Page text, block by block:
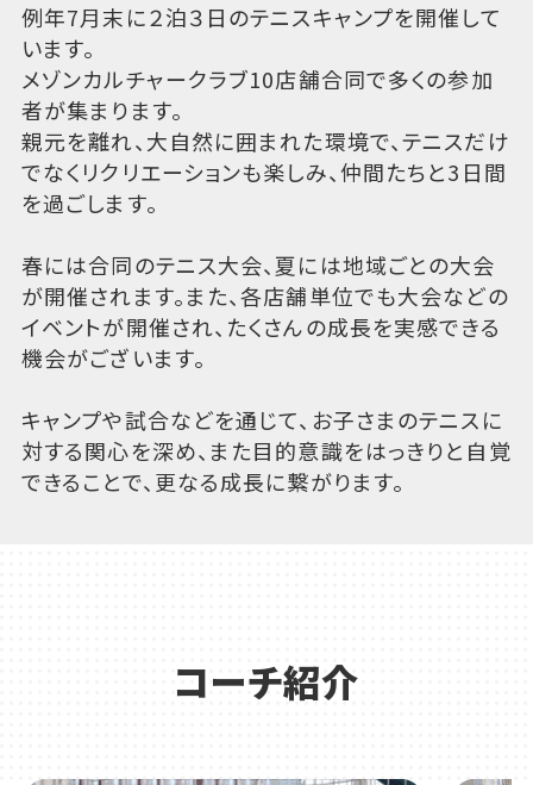
例年7月末に２泊３日のテニスキャンプを開催して
います。
メゾンカルチャークラブ10店舗合同で多くの参加
者が集まります。
親元を離れ、大自然に囲まれた環境で、テニスだけ
でなくリクリエーションも楽しみ、仲間たちと3日間
を過ごします。
春には合同のテニス大会、夏には地域ごとの大会
が開催されます。また、各店舗単位でも大会などの
イベントが開催され、たくさんの成長を実感できる
機会がございます。
キャンプや試合などを通じて、お子さまのテニスに
対する関心を深め、また目的意識をはっきりと自覚
できることで、更なる成長に繋がります。
コーチ紹介